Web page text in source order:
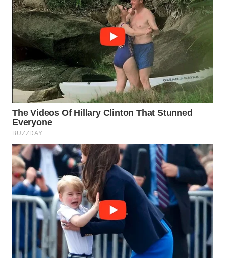
WN
LIKUPANG
WN
LABUANBAJO
WN
BORNEO
Wahana
Media
Group
WAHANA
NEWS
WAHANA
TANI
WAHANA
ADVOKAT